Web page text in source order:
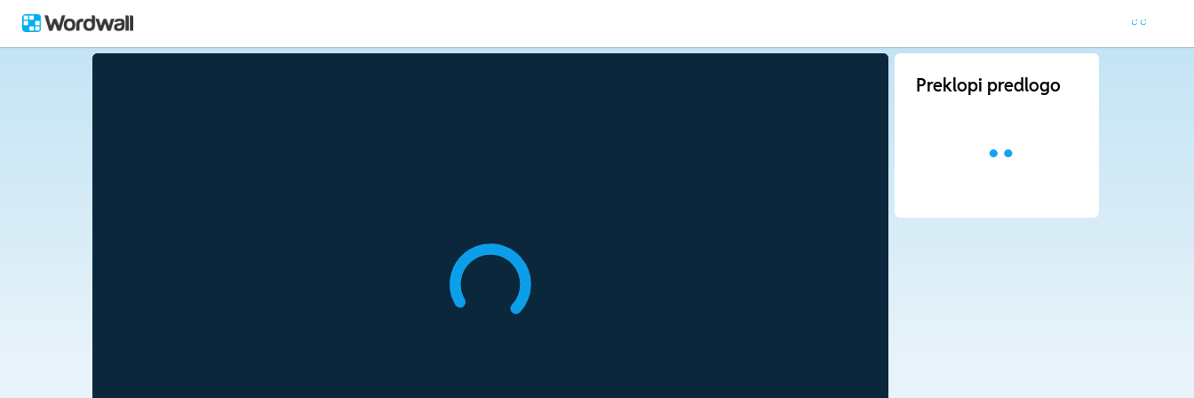
Preklopi predlogo